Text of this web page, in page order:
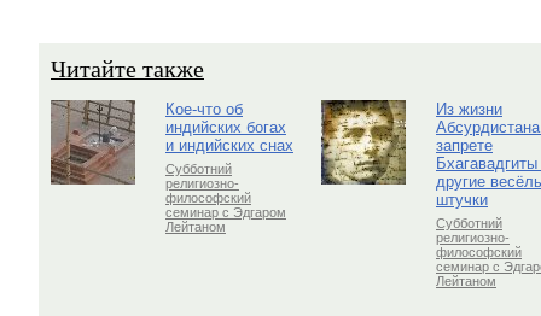
Читайте также
Кое-что об
индийских богах
и индийских снах
Субботний
религиозно-
философский
семинар с Эдгаром
Лейтаном
Из жизни
запрете
Бхагавадгиты
другие
штучки
Субботний
религиозно-
философский
семинар с
Лейтаном